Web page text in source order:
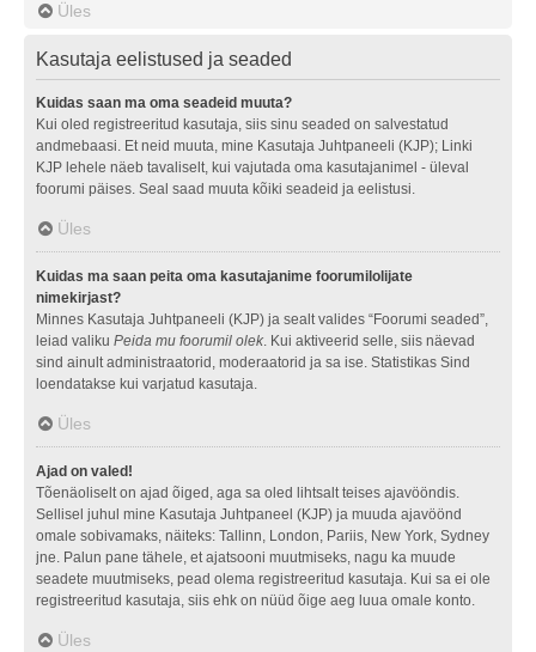
Üles
Kasutaja eelistused ja seaded
Kuidas saan ma oma seadeid muuta?
Kui oled registreeritud kasutaja, siis sinu seaded on salvestatud
andmebaasi. Et neid muuta, mine Kasutaja Juhtpaneeli (KJP); Linki
KJP lehele näeb tavaliselt, kui vajutada oma kasutajanimel - üleval
foorumi päises. Seal saad muuta kõiki seadeid ja eelistusi.
Üles
Kuidas ma saan peita oma kasutajanime foorumilolijate
nimekirjast?
Minnes Kasutaja Juhtpaneeli (KJP) ja sealt valides “Foorumi seaded”,
leiad valiku Peida mu foorumil olek. Kui aktiveerid selle, siis näevad
sind ainult administraatorid, moderaatorid ja sa ise. Statistikas Sind
loendatakse kui varjatud kasutaja.
Üles
Ajad on valed!
Tõenäoliselt on ajad õiged, aga sa oled lihtsalt teises ajavööndis.
Sellisel juhul mine Kasutaja Juhtpaneel (KJP) ja muuda ajavöönd
omale sobivamaks, näiteks: Tallinn, London, Pariis, New York, Sydney
jne. Palun pane tähele, et ajatsooni muutmiseks, nagu ka muude
seadete muutmiseks, pead olema registreeritud kasutaja. Kui sa ei ole
registreeritud kasutaja, siis ehk on nüüd õige aeg luua omale konto.
Üles